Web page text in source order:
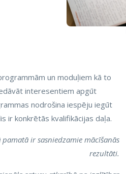
un moduļiem kā to
interesentiem apgūt
nodrošina iespēju iegūt
ir konkrētās kvalifikācijas daļa.
ir sasniedzamie mācīšanās
rezultāti.